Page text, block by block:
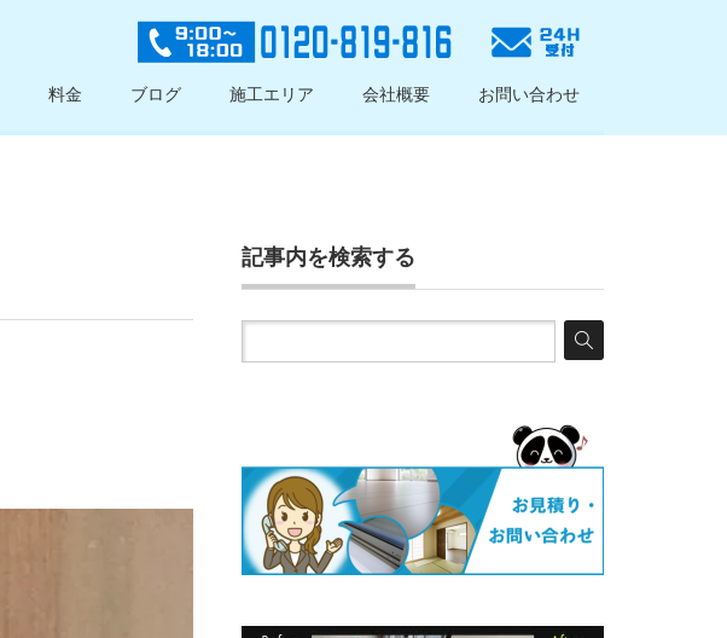
料金 ブログ 施工エリア 会社概要 お問い合わせ
記事内を検索する